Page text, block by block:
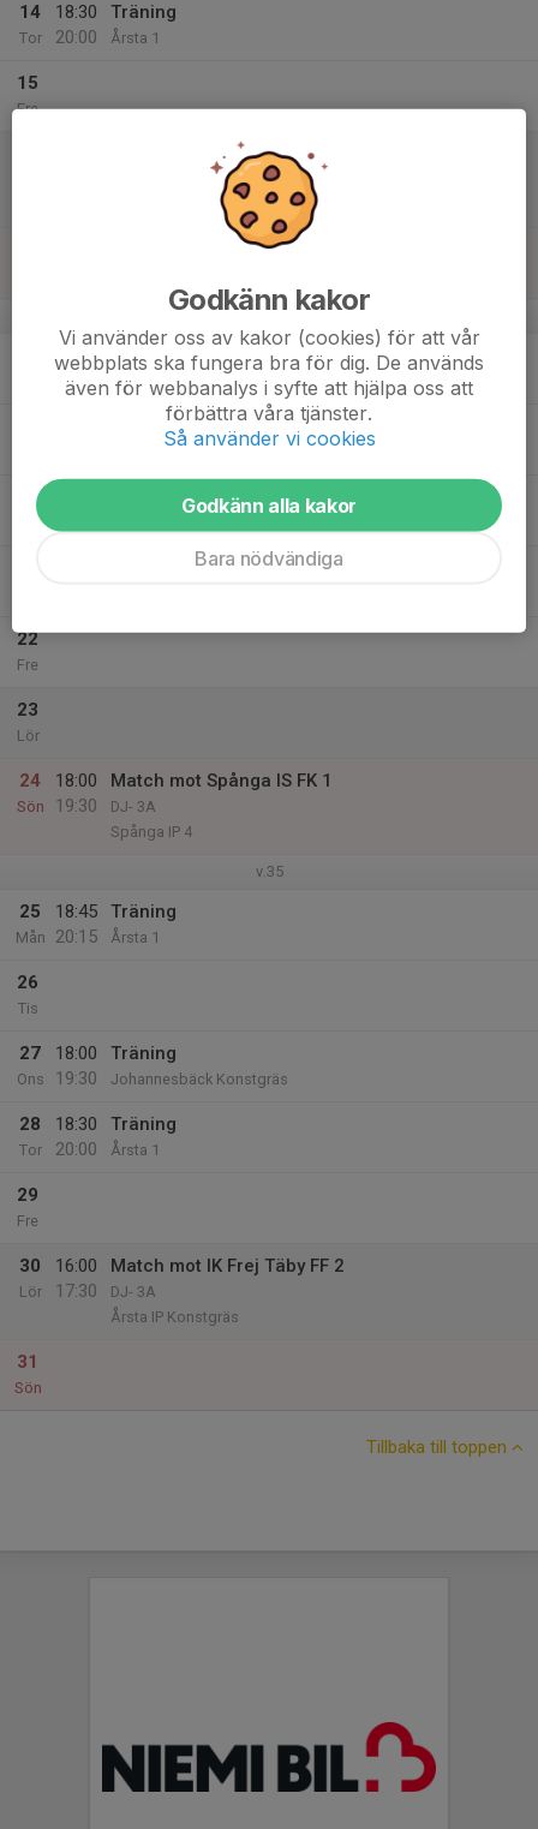
14
Tor
18:30
20:00
Träning
Årsta 1
15
Fre
Match mot IFK Viksjö DJ
Gränby konstgräsplan
v.34
18:45
20:15
Träning
Årsta 1
20
Ons
22
Fre
23
Lör
24
Sön
18:00
19:30
Match mot Spånga IS FK 1
DJ- 3A
Spånga IP 4
v.35
25
Mån
18:45
20:15
Träning
Årsta 1
26
Tis
27
Ons
18:00
19:30
Träning
Johannesbäck Konstgräs
28
Tor
18:30
20:00
Träning
Årsta 1
29
Fre
30
Lör
16:00
17:30
Match mot IK Frej Täby FF 2
DJ- 3A
Årsta IP Konstgräs
31
Sön
Tillbaka till toppen
Godkänn kakor
Vi använder oss av kakor (cookies) för att vår
webbplats ska fungera bra för dig. De används
även för webbanalys i syfte att hjälpa oss att
förbättra våra tjänster.
Så använder vi cookies
Godkänn alla kakor
Bara nödvändiga